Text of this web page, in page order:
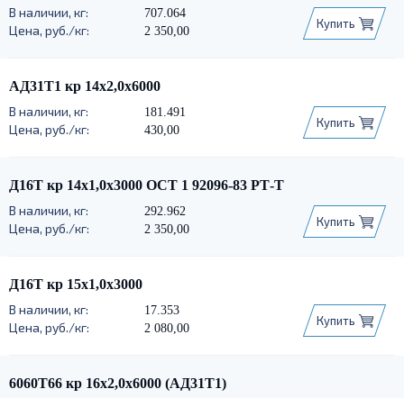
707.064
2 350,00
Купить
АД31Т1 кр 14х2,0х6000
181.491
430,00
Купить
Д16Т кр 14х1,0х3000 ОСТ 1 92096-83 РТ-Т
292.962
2 350,00
Купить
Д16Т кр 15х1,0х3000
17.353
2 080,00
Купить
6060Т66 кр 16х2,0х6000 (АД31Т1)